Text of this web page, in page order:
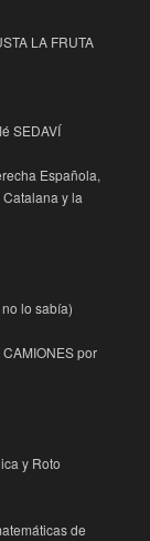
LA FRUTA
SEDAVÍ
Española,
y la
lo sabía)
por
y Roto
de